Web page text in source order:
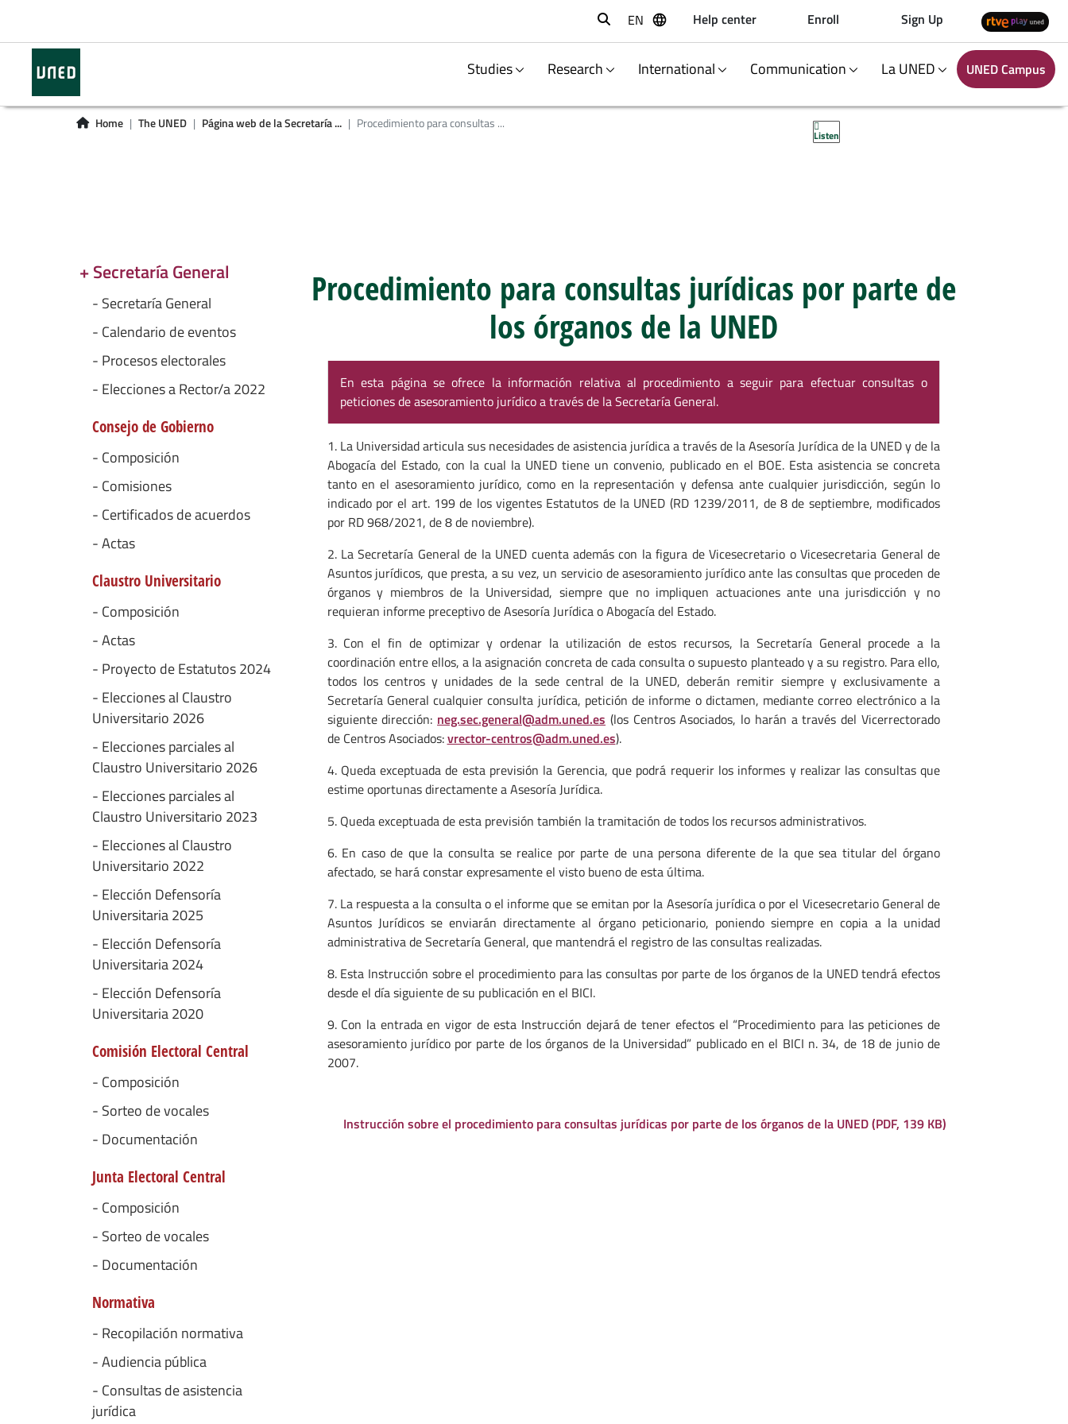
Buscar
EN Help center Enroll Sign Up
Studies Research International Communication La UNED UNED Campus
Home The UNED Página web de la Secretaría ... Procedimiento para consultas ...
Listen
+ Secretaría General
- Secretaría General
- Calendario de eventos
- Procesos electorales
- Elecciones a Rector/a 2022
Consejo de Gobierno
- Composición
- Comisiones
- Certificados de acuerdos
- Actas
Claustro Universitario
- Composición
- Actas
- Proyecto de Estatutos 2024
- Elecciones al Claustro
Universitario 2026
- Elecciones parciales al
Claustro Universitario 2026
- Elecciones parciales al
Claustro Universitario 2023
- Elecciones al Claustro
Universitario 2022
- Elección Defensoría
Universitaria 2025
- Elección Defensoría
Universitaria 2024
- Elección Defensoría
Universitaria 2020
Comisión Electoral Central
- Composición
- Sorteo de vocales
- Documentación
Junta Electoral Central
- Composición
- Sorteo de vocales
- Documentación
Normativa
- Recopilación normativa
- Audiencia pública
- Consultas de asistencia
jurídica
Procedimiento para consultas jurídicas por parte de
los órganos de la UNED
En esta página se ofrece la información relativa al procedimiento a seguir para efectuar consultas o
peticiones de asesoramiento jurídico a través de la Secretaría General.
1. La Universidad articula sus necesidades de asistencia jurídica a través de la Asesoría Jurídica de la UNED y de la
Abogacía del Estado, con la cual la UNED tiene un convenio, publicado en el BOE. Esta asistencia se concreta
tanto en el asesoramiento jurídico, como en la representación y defensa ante cualquier jurisdicción, según lo
indicado por el art. 199 de los vigentes Estatutos de la UNED (RD 1239/2011, de 8 de septiembre, modificados
por RD 968/2021, de 8 de noviembre).
2. La Secretaría General de la UNED cuenta además con la figura de Vicesecretario o Vicesecretaria General de
Asuntos jurídicos, que presta, a su vez, un servicio de asesoramiento jurídico ante las consultas que proceden de
órganos y miembros de la Universidad, siempre que no impliquen actuaciones ante una jurisdicción y no
requieran informe preceptivo de Asesoría Jurídica o Abogacía del Estado.
3. Con el fin de optimizar y ordenar la utilización de estos recursos, la Secretaría General procede a la
coordinación entre ellos, a la asignación concreta de cada consulta o supuesto planteado y a su registro. Para ello,
todos los centros y unidades de la sede central de la UNED, deberán remitir siempre y exclusivamente a
Secretaría General cualquier consulta jurídica, petición de informe o dictamen, mediante correo electrónico a la
siguiente dirección: neg.sec.general@adm.uned.es (los Centros Asociados, lo harán a través del Vicerrectorado
de Centros Asociados:vrector-centros@adm.uned.es).
4. Queda exceptuada de esta previsión la Gerencia, que podrá requerir los informes y realizar las consultas que
estime oportunas directamente a Asesoría Jurídica.
5. Queda exceptuada de esta previsión también la tramitación de todos los recursos administrativos.
6. En caso de que la consulta se realice por parte de una persona diferente de la que sea titular del órgano
afectado, se hará constar expresamente el visto bueno de esta última.
7. La respuesta a la consulta o el informe que se emitan por la Asesoría jurídica o por el Vicesecretario General de
Asuntos Jurídicos se enviarán directamente al órgano peticionario, poniendo siempre en copia a la unidad
administrativa de Secretaría General, que mantendrá el registro de las consultas realizadas.
8. Esta Instrucción sobre el procedimiento para las consultas por parte de los órganos de la UNED tendrá efectos
desde el día siguiente de su publicación en el BICI.
9. Con la entrada en vigor de esta Instrucción dejará de tener efectos el “Procedimiento para las peticiones de
asesoramiento jurídico por parte de los órganos de la Universidad” publicado en el BICI n. 34, de 18 de junio de
2007.
Instrucción sobre el procedimiento para consultas jurídicas por parte de los órganos de la UNED (PDF, 139 KB)